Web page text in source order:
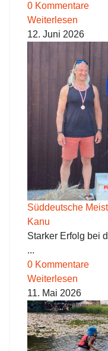
0 Kommentare
Weiterlesen
12. Juni 2026
Süddeutsche
Kanu
Starker Erfolg bei
...
0 Kommentare
Weiterlesen
11. Mai 2026